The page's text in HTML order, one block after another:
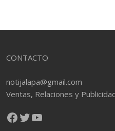
CONTACTO
notijalapa@gmail.com
Ventas, Relaciones y
Facebook
Twitter
YouTube